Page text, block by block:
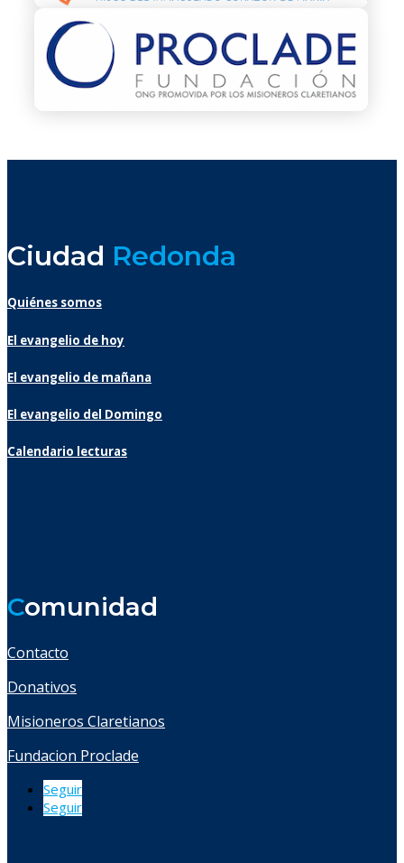
Ciudad Redonda
Quiénes somos
El evangelio de hoy
El evangelio de mañana
El evangelio del Domingo
Calendario lecturas
Comunidad
Contacto
Donativos
Misioneros Claretianos
Fundacion Proclade
Seguir
Seguir